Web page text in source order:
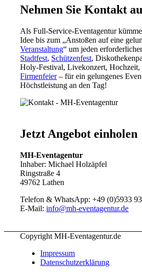
Nehmen Sie Kontakt
Als Full-Service-Eventagentur
Idee bis zum „Anstoßen auf eine
Veranstaltung“ um jeden
Stadtfest, Schützenfest,
Holy-Festival, Livekonzert, Hochzeit,
Firmenfeier– für ein gelungenes
Höchstleistung an den Tag!
Jetzt Angebot einholen
MH-Eventagentur
Inhaber: Michael Holzäpfel
Ringstraße 4
49762 Lathen
Telefon & WhatsApp: +49 (0)5933
E-Mail:info@mh-eventagentur.de
Copyright MH-Eventagentur.de
Impressum
Datenschutzerklärung